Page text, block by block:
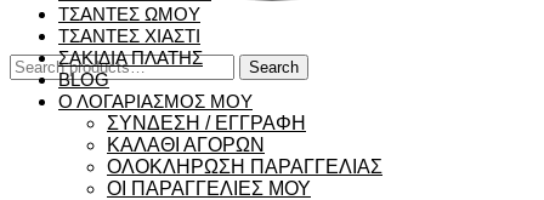
Search
for:
Search
ΤΣΑΝΤΕΣ ΩΜΟΥ
ΤΣΑΝΤΕΣ ΧΙΑΣΤΙ
ΣΑΚΙΔΙΑ ΠΛΑΤΗΣ
BLOG
Ο ΛΟΓΑΡΙΑΣΜΟΣ ΜΟΥ
ΣΥΝΔΕΣΗ / ΕΓΓΡΑΦΗ
ΚΑΛΑΘΙ ΑΓΟΡΩΝ
ΟΛΟΚΛΗΡΩΣΗ ΠΑΡΑΓΓΕΛΙΑΣ
ΟΙ ΠΑΡΑΓΓΕΛΙΕΣ ΜΟΥ